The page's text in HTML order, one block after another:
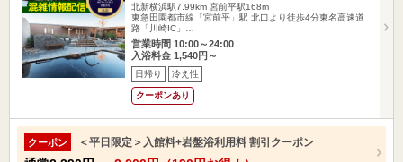
北新横浜駅7.99km 宮前平駅168m
東急田園都市線「宮前平」駅 北口より徒歩4分東名高速道
路「川崎IC」…
営業時間 10:00～24:00
入浴料金 1,540円～
日帰り 冷え性
クーポンあり
クーポン ＜平日限定＞入館料+岩盤浴利用料 割引クーポン